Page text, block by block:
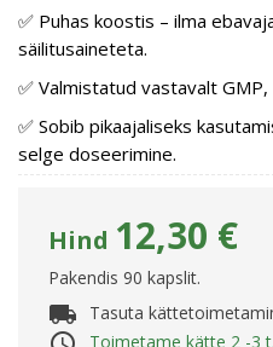
✅ Puhas koostis – ilma
säilitusaineteta.
✅ Valmistatud vastavalt
✅ Sobib pikaajaliseks
selge doseerimine.
Hind 12,30 €
Pakendis 90 kapslit.
local_shipping Tasuta
Toimetame kätte 2 -3